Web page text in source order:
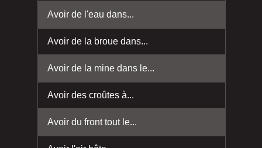
Avoir de l'eau dans...
Avoir de la broue dans...
Avoir de la mine dans le...
Avoir des croûtes à...
Avoir du front tout le...